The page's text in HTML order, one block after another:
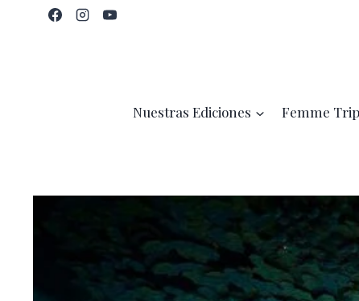
Nuestras Ediciones Femme Trip